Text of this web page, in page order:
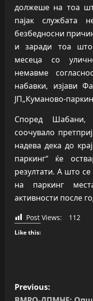
должеше на тоа
пајак службата
безбедносни
и заради тоа
месеца со
немавме
набавки, изјави
ЈП„Куманово-
Според
соочувало
надева дека до
паркинг“ ќе
резултати. А што
на паркинг
активности после
Post Views: 112
Like this:
P
Previous: